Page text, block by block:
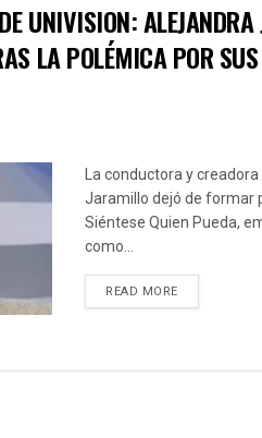
UNIVISION:
LA POLÉMICA POR
La conductora y
Jaramillo dejó de formar
Siéntese Quien Pueda,
como...
READ MORE